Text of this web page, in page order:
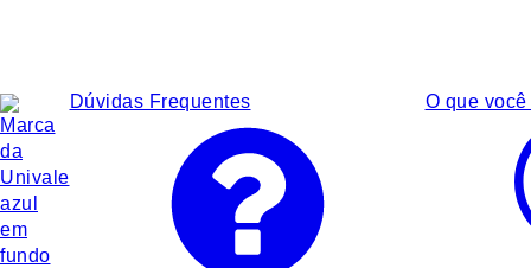
Dúvidas Frequentes O que